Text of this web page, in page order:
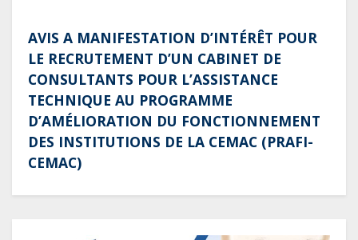
AVIS A MANIFESTATION D’INTÉRÊT POUR
LE RECRUTEMENT D’UN CABINET DE
CONSULTANTS POUR L’ASSISTANCE
TECHNIQUE AU PROGRAMME
D’AMÉLIORATION DU FONCTIONNEMENT
DES INSTITUTIONS DE LA CEMAC (PRAFI-
CEMAC)